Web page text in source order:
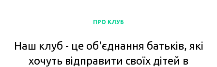
ПРО КЛУБ
Наш клуб - це об'єднання батьків, які
хочуть відправити своїх дітей в